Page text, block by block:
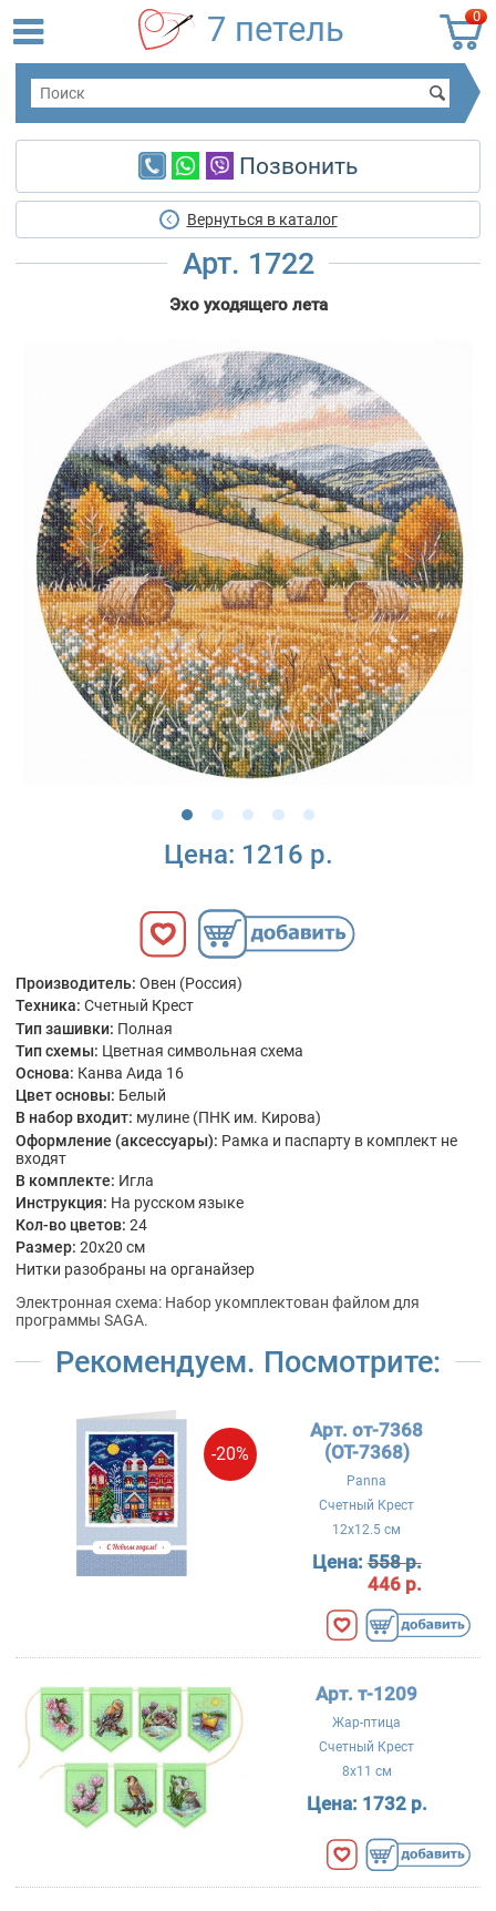
0
7 петель
Позвонить
Вернуться в каталог
Арт. 1722
Эхо уходящего лета
Цена: 1216 р.
Производитель: Овен (Россия)
Техника: Счетный Крест
Тип зашивки: Полная
Тип схемы: Цветная символьная схема
Основа: Канва Аида 16
Цвет основы: Белый
В набор входит: мулине (ПНК им. Кирова)
Оформление (аксессуары): Рамка и паспарту в комплект не
входят
В комплекте: Игла
Инструкция: На русском языке
Кол-во цветов: 24
Размер: 20x20 см
Нитки разобраны на органайзер
Электронная схема: Набор укомплектован файлом для
программы SAGA.
Рекомендуем. Посмотрите:
-20%
Арт. от-7368
(OT-7368)
Panna
Счетный Крест
12x12.5 см
Цена:558 р.
446 р.
Арт. т-1209
Жар-птица
Счетный Крест
8x11 см
Цена: 1732 р.